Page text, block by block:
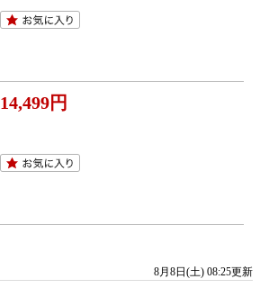
14,499円
8月8日(土) 08:25更新